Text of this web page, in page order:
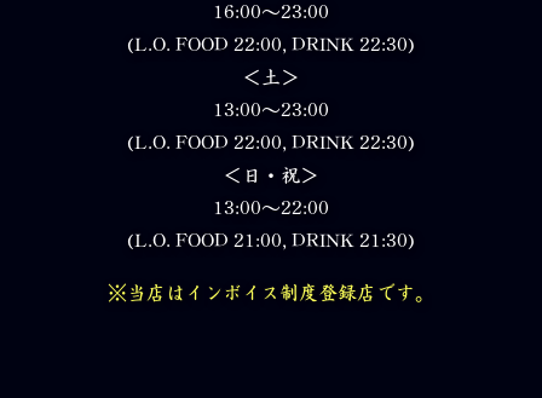
16:00～23:00
(L.O. FOOD 22:00, DRINK 22:30)
＜土＞
13:00～23:00
(L.O. FOOD 22:00, DRINK 22:30)
＜日・祝＞
13:00～22:00
(L.O. FOOD 21:00, DRINK 21:30)
※当店はインボイス制度登録店です。